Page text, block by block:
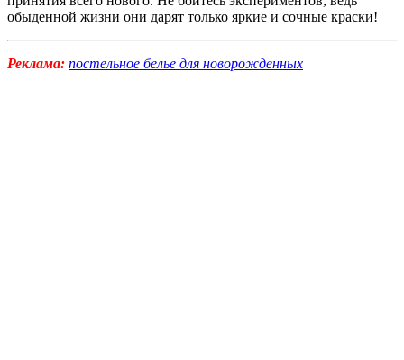
обыденной жизни они дарят только яркие и сочные краски!
Реклама: постельное белье для новорожденных